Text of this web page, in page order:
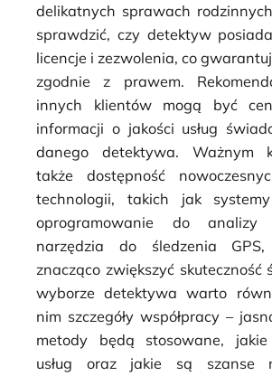
delikatnych sprawach
sprawdzić, czy detektyw
licencje i zezwolenia, co
zgodnie z prawem.
innych klientów mogą być
informacji o jakości usług
danego detektywa. Ważnym
także dostępność
technologii, takich jak
oprogramowanie do
narzędzia do śledzenia
znacząco zwiększyć skuteczność
wyborze detektywa warto
nim szczegóły współpracy –
metody będą stosowane,
usług oraz jakie są szanse